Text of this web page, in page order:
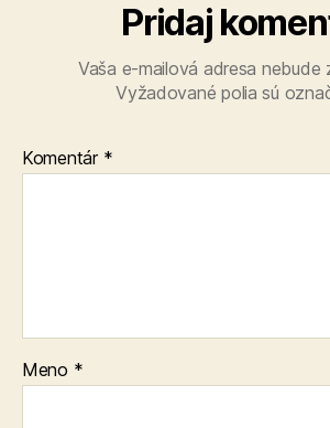
Pridaj
Vaša e-mailová adresa nebude
Vyžadované polia sú
Komentár *
Meno *